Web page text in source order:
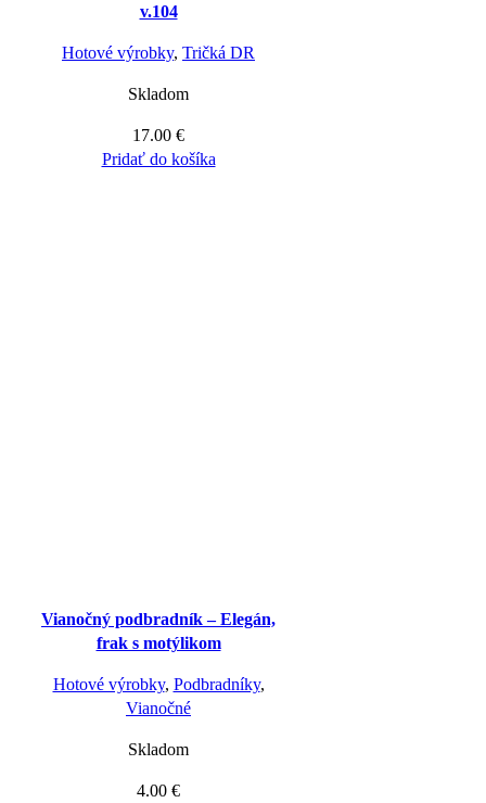
v.104
Hotové výrobky, Tričká DR
Skladom
17.00 €
Pridať do košíka
Vianočný podbradník – Elegán,
frak s motýlikom
Hotové výrobky, Podbradníky,
Vianočné
Skladom
4.00 €